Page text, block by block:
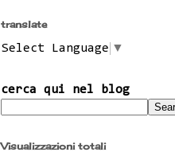
translate
Select Language ▼
cerca qui nel blog
Visualizzazioni totali